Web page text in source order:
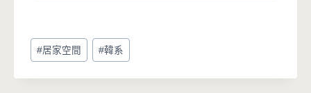
Post
Tags:
#居家空間 #韓系